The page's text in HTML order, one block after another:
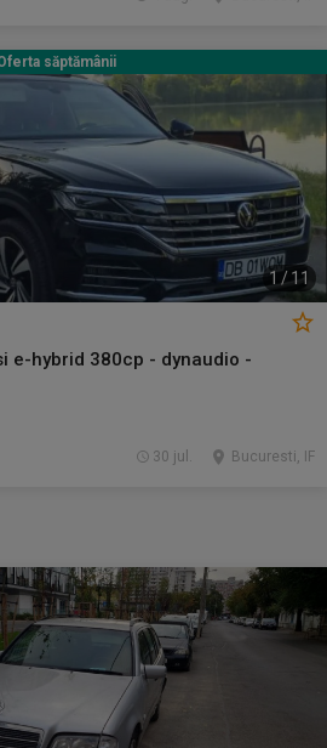
1 / 11
săptămânii
e-hybrid 380cp - dynaudio -
Bucuresti, IF
30 jul.